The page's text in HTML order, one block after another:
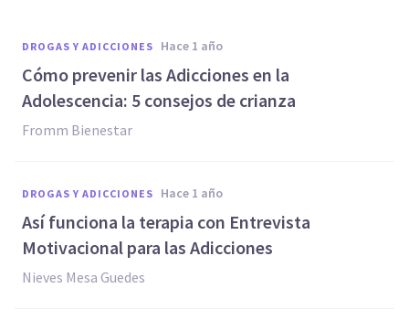
DROGAS Y ADICCIONES hace 1 año
Cómo prevenir las Adicciones en la
Adolescencia: 5 consejos de crianza
Fromm Bienestar
DROGAS Y ADICCIONES hace 1 año
Así funciona la terapia con Entrevista
Motivacional para las Adicciones
Nieves Mesa Guedes